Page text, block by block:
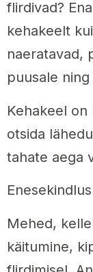
flirdivad?
kehakeelt
naeratavad,
puusale
Kehakeel on
otsida
tahate aega
Mehed,
käitumine,